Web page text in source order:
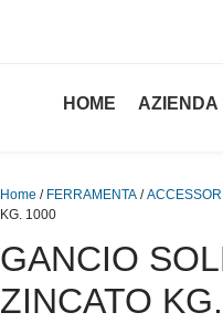
HOME AZIENDA
Home / FERRAMENTA /
KG. 1000
GANCIO
ZINCATO